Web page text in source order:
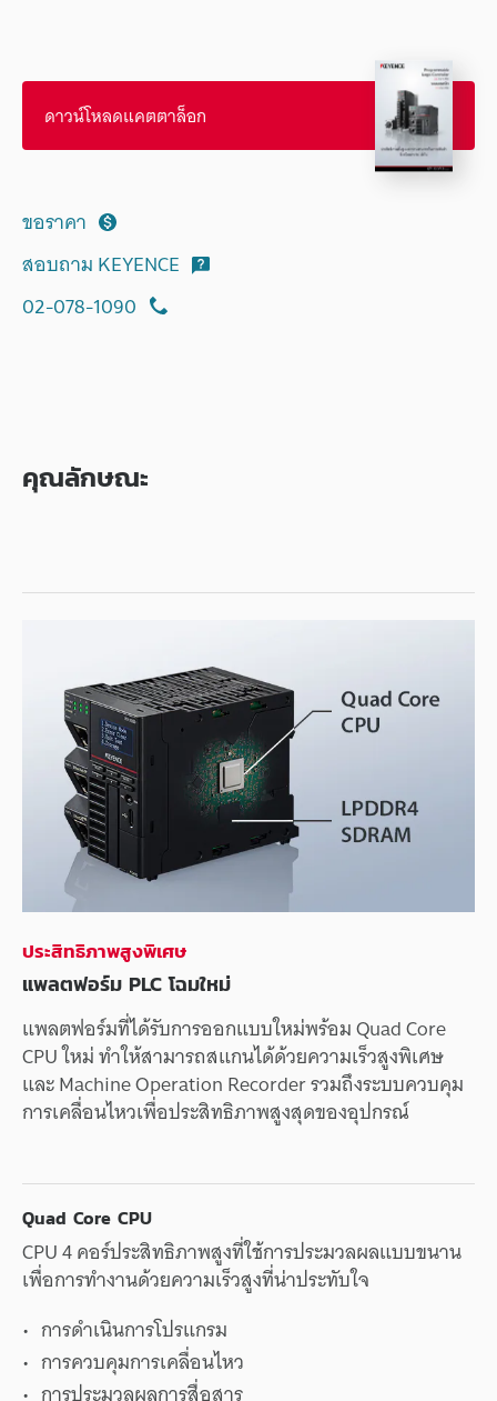
ดาวน์โหลดแคตตาล็อก
ขอราคา
สอบถาม KEYENCE
02-078-1090
คุณลักษณะ
ประสิทธิภาพสูงพิเศษ
แพลตฟอร์ม PLCโฉมใหม่
แพลตฟอร์มที่ได้รับการออกแบบใหม่พร้อมQuad Core
CPUใหม่ทำให้สามารถสแกนได้ด้วยความเร็วสูงพิเศษ
และMachine Operation Recorderรวมถึงระบบควบคุม
การเคลื่อนไหวเพื่อประสิทธิภาพสูงสุดของอุปกรณ์
Quad Core CPU
CPU 4คอร์ประสิทธิภาพสูงที่ใช้การประมวลผลแบบขนาน
เพื่อการทำงานด้วยความเร็วสูงที่น่าประทับใจ
การดำเนินการโปรแกรม
การควบคุมการเคลื่อนไหว
การประมวลผลการสื่อสาร